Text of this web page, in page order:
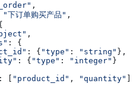
,
"下订单购买产品" ,
,
: {
: { "type" : "string" },
: { "type" : "integer" }
: [ "product_id" , "quantity"